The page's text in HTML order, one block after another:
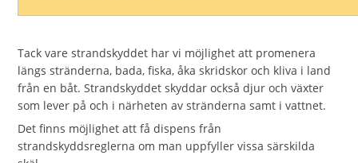
Tack vare strandskyddet har vi möjlighet att promenera
längs stränderna, bada, fiska, åka skridskor och kliva i land
från en båt. Strandskyddet skyddar också djur och växter
som lever på och i närheten av stränderna samt i vattnet.
Det finns möjlighet att få dispens från
strandskyddsreglerna om man uppfyller vissa särskilda